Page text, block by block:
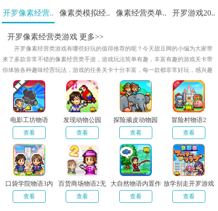
开罗像素经营.. 像素类模拟经.. 像素经营类单.. 开罗游戏20..
开罗像素经营类游戏 更多>>
开罗像素经营类游戏有哪些好玩的值得推荐的呢？今天甜豆网的小编为大家带
来了多款非常不错的像素经营类手游，游戏玩法简单有趣，丰富有趣的游戏关卡带
你体验各种趣味经营玩法，游戏的任务关卡十分丰富，每一款都非常好玩，感兴趣
的话快来下载试试看吧！
电影工坊物语
查看
发现动物公园
查看
探险顽皮动物园
查看
冒险村物语2
查看
口袋学院物语3内
置debug
查看
百货商场物语2无
限金币版
查看
大自然物语内置作
弊菜单
查看
放学别走开罗游戏
汉化版
查看